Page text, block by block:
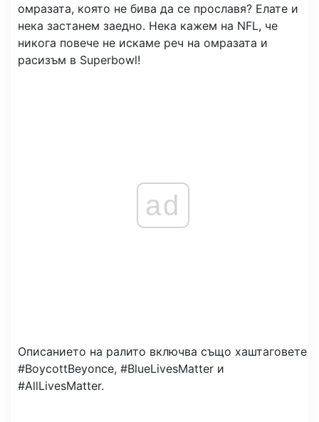
омразата, която не бива да се прославя? Елате и
нека застанем заедно. Нека кажем на NFL, че
никога повече не искаме реч на омразата и
расизъм в Superbowl!
ad
Описанието на ралито включва също хаштаговете
#BoycottBeyonce, #BlueLivesMatter и
#AllLivesMatter.